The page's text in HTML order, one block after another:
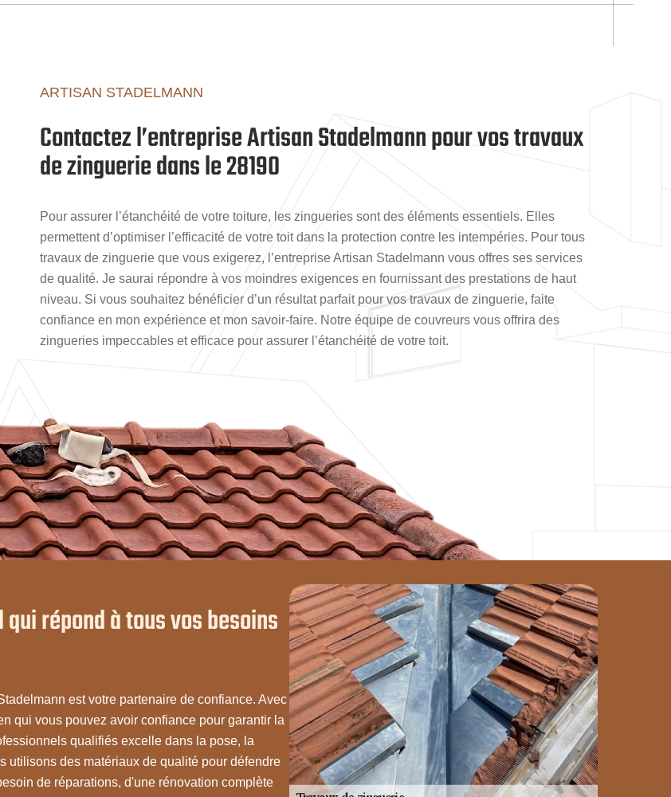
ARTISAN STADELMANN
Contactez l’entreprise Artisan Stadelmann pour vos travaux
de zinguerie dans le 28190
Pour assurer l’étanchéité de votre toiture, les zingueries sont des éléments essentiels. Elles
permettent d’optimiser l’efficacité de votre toit dans la protection contre les intempéries. Pour tous
travaux de zinguerie que vous exigerez, l’entreprise Artisan Stadelmann vous offres ses services
de qualité. Je saurai répondre à vos moindres exigences en fournissant des prestations de haut
niveau. Si vous souhaitez bénéficier d’un résultat parfait pour vos travaux de zinguerie, faite
confiance en mon expérience et mon savoir-faire. Notre équipe de couvreurs vous offrira des
zingueries impeccables et efficace pour assurer l’étanchéité de votre toit.
répond à tous vos besoins
est votre partenaire de confiance. Avec
qui vous pouvez avoir confiance pour garantir la
qualifiés excelle dans la pose, la
utilisons des matériaux de qualité pour défendre
de réparations, d'une rénovation complète